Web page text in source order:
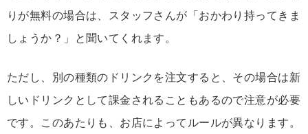
りが無料の場合は、スタッフさんが「おかわり持ってきま
しょうか？」と聞いてくれます。
ただし、別の種類のドリンクを注文すると、その場合は新
しいドリンクとして課金されることもあるので注意が必要
です。このあたりも、お店によってルールが異なります。